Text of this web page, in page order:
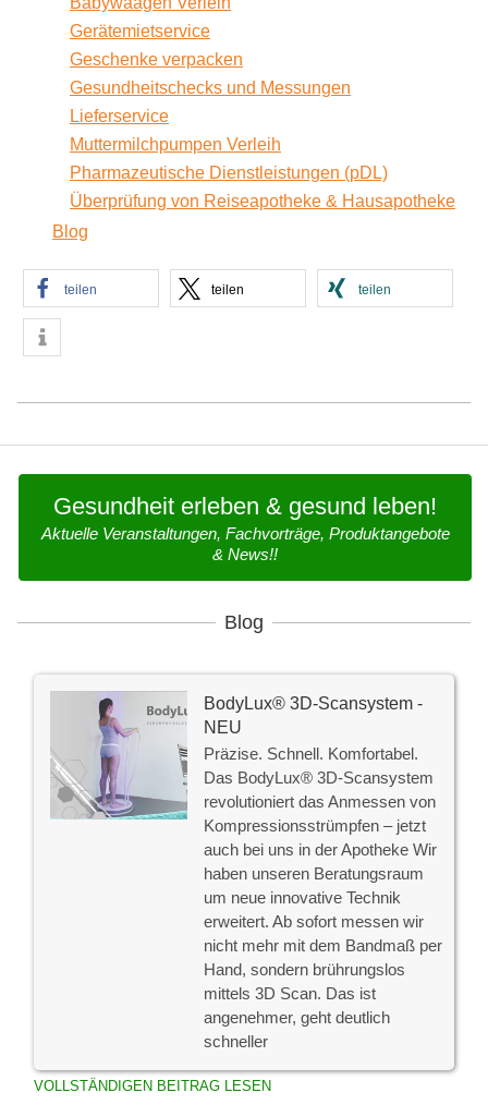
Gerätemietservice
Geschenke verpacken
Gesundheitschecks und Messungen
Lieferservice
Muttermilchpumpen Verleih
Pharmazeutische Dienstleistungen (pDL)
Überprüfung von Reiseapotheke & Hausapotheke
Blog
teilen teilen teilen
12-
06
Gesundheit erleben & gesund leben!
Aktuelle Veranstaltungen, Fachvorträge, Produktangebote
& News!!
Blog
BodyLux® 3D-Scansystem -
NEU
Präzise. Schnell. Komfortabel.
Das BodyLux® 3D-Scansystem
revolutioniert das Anmessen von
Kompressionsstrümpfen – jetzt
auch bei uns in der Apotheke Wir
haben unseren Beratungsraum
um neue innovative Technik
erweitert. Ab sofort messen wir
nicht mehr mit dem Bandmaß per
Hand, sondern brührungslos
mittels 3D Scan. Das ist
angenehmer, geht deutlich
schneller
VOLLSTÄNDIGEN BEITRAG LESEN